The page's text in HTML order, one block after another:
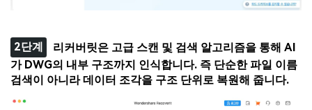
2단계
리커버릿은 고급 스캔 및 검색 알고리즘을 통해 AI
가 DWG의 내부 구조까지 인식합니다. 즉 단순한 파일 이름
검색이 아니라 데이터 조각을 구조 단위로 복원해 줍니다.